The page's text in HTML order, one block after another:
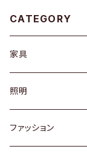
CATEGORY
家具
ソファ / ベンチ
チェア / スツール
照明
ペンダントライト
ファッション